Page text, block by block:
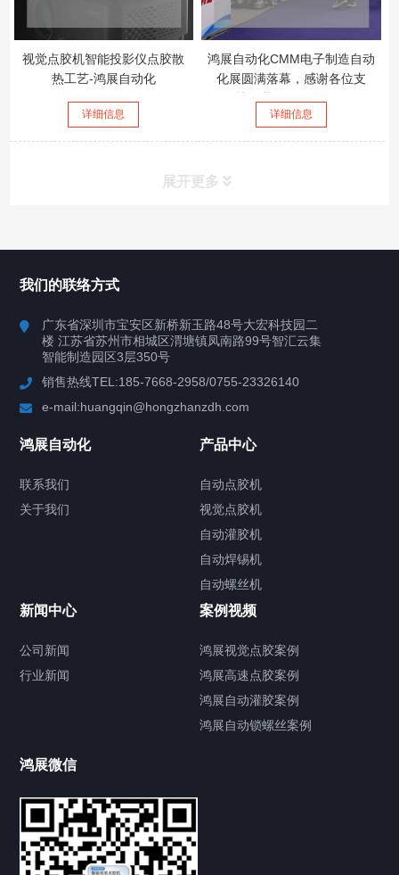
视觉点胶机智能投影仪点胶散
热工艺-鸿展自动化
详细信息
鸿展自动化CMM电子制造自动
化展圆满落幕，感谢各位支
详细信息
展开更多
案例视频
联系我们
关于我们
提交您的需求，获取产品资料与报价
我们的联络方式
广东省深圳市宝安区新桥新玉路48号大宏科技园二
楼 江苏省苏州市相城区渭塘镇凤南路99号智汇云集
智能制造园区3层350号
销售热线TEL:185-7668-2958/0755-23326140
e-mail:huangqin@hongzhanzdh.com
鸿展自动化
联系我们
关于我们
产品中心
自动点胶机
视觉点胶机
自动灌胶机
自动焊锡机
自动螺丝机
新闻中心
公司新闻
行业新闻
案例视频
鸿展视觉点胶案例
鸿展高速点胶案例
鸿展自动灌胶案例
鸿展自动锁螺丝案例
鸿展微信